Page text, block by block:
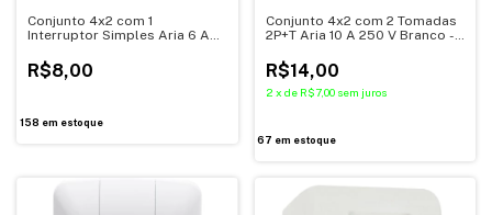
Conjunto 4x2 com 1
Interruptor Simples Aria 6 A
R$8,00
158 em estoque
Conjunto 4x2 com 2 Tomadas
2P+T Aria 10 A 250 V Branco -
R$14,00
2 x de R$7,00 sem juros
67 em estoque